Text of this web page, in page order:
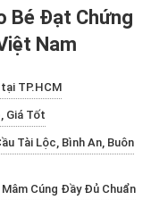
Bé Đạt Chứng
Nam
TP.HCM
Giá Tốt
Tài Lộc, Bình An, Buôn
Cúng Đầy Đủ Chuẩn